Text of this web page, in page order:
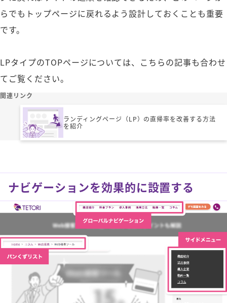
らでもトップページに戻れるよう設計しておくことも重要
です。
LPタイプのTOPページについては、こちらの記事も合わせ
てご覧ください。
関連リンク
ランディングページ（LP）の直帰率を改善する方法
を紹介
ナビゲーションを効果的に設置する